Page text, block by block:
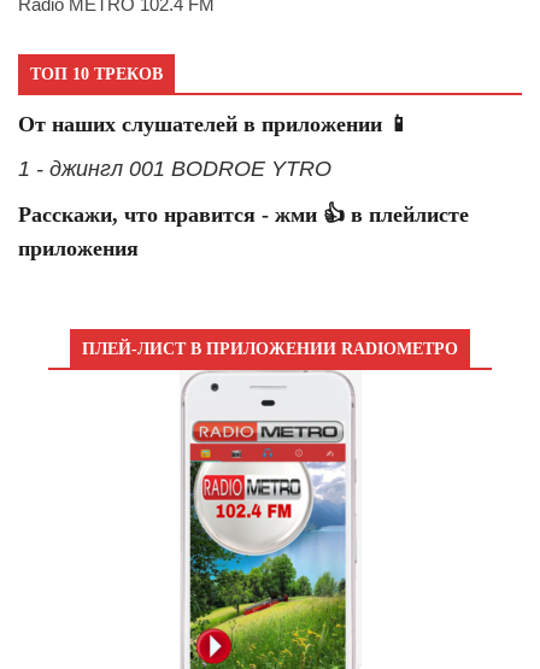
Radio METRO 102.4 FM
ТОП 10 ТРЕКОВ
От наших слушателей в приложении 📱
1 - джингл 001 BODROE YTRO
Расскажи, что нравится - жми 👍 в плейлисте
приложения
ПЛЕЙ-ЛИСТ В ПРИЛОЖЕНИИ RADIOМЕТРО